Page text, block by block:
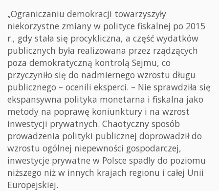
„Ograniczaniu demokracji towarzyszyły
niekorzystne zmiany w polityce fiskalnej po 2015
r., gdy stała się procykliczna, a część wydatków
publicznych była realizowana przez rządzących
poza demokratyczną kontrolą Sejmu, co
przyczyniło się do nadmiernego wzrostu długu
publicznego – ocenili eksperci. – Nie sprawdziła się
ekspansywna polityka monetarna i fiskalna jako
metody na poprawę koniunktury i na wzrost
inwestycji prywatnych. Chaotyczny sposób
prowadzenia polityki publicznej doprowadził do
wzrostu ogólnej niepewności gospodarczej,
inwestycje prywatne w Polsce spadły do poziomu
niższego niż w innych krajach regionu i całej Unii
Europejskiej.